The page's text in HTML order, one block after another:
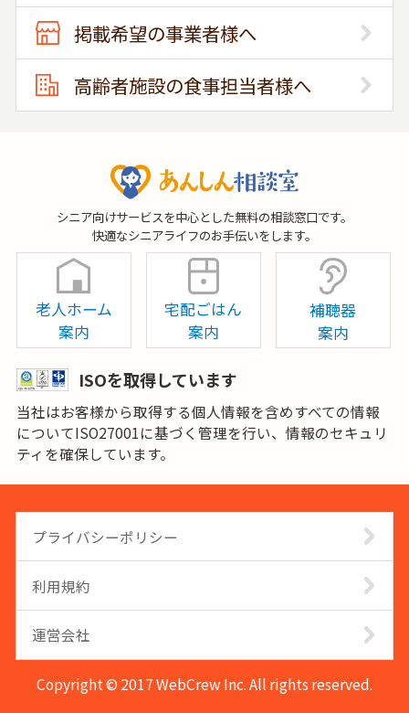
掲載希望の事業者様へ
高齢者施設の食事担当者様へ
シニア向けサービスを中心とした無料の相談窓口です。
快適なシニアライフのお手伝いをします。
老人ホーム
案内
宅配ごはん
案内
補聴器
案内
ISOを取得しています
当社はお客様から取得する個人情報を含めすべての情報
についてISO27001に基づく管理を行い、情報のセキュリ
ティを確保しています。
プライバシーポリシー
利用規約
運営会社
Copyright © 2017 WebCrew Inc. All rights reserved.